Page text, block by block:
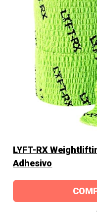
LYFT-RX
Adhesivo